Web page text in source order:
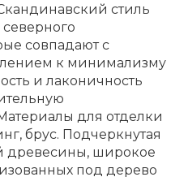
стиль
совпадают с
к минимализму
и лаконичность
для отделки
брус. Подчеркнутая
древесины, широкое
под дерево